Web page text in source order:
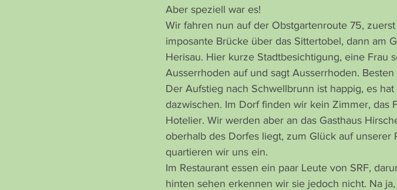
Aber speziell war es!
Wir fahren nun auf der Obstgartenroute 75,
imposante Brücke über das Sittertobel, dann am
Herisau. Hier kurze Stadtbesichtigung, eine Frau
Ausserrhoden auf und sagt Ausserrhoden.
Der Aufstieg nach Schwellbrunn ist happig, es
dazwischen. Im Dorf finden wir kein Zimmer, das
Hotelier. Wir werden aber an das Gasthaus
oberhalb des Dorfes liegt, zum Glück auf
quartieren wir uns ein.
Im Restaurant essen ein paar Leute von SRF,
hinten sehen erkennen wir sie jedoch nicht. Na